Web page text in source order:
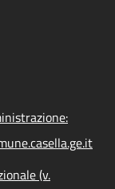
(v.